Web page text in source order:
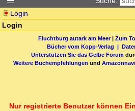
Login
Login
Fluchtburg autark am Meer| Zum
Bücher vom Kopp-Verlag |
Unterstützen Sie das Gelbe Forum
Weitere Buchempfehlungen und
Nur registrierte Benutzer können